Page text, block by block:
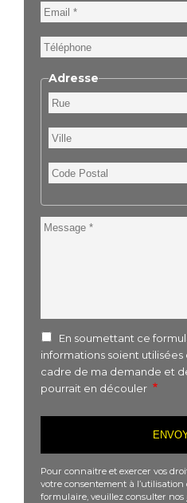
Email
Téléphone
Adresse
Rue
Ville
Code
Postal
Message
En soumettant ce
informations soient
cadre de ma demande et
pourrait en découler
Pour connaitre et exercer vos
votre consentement à l’utilisation
formulaire, veuillez consulter nos